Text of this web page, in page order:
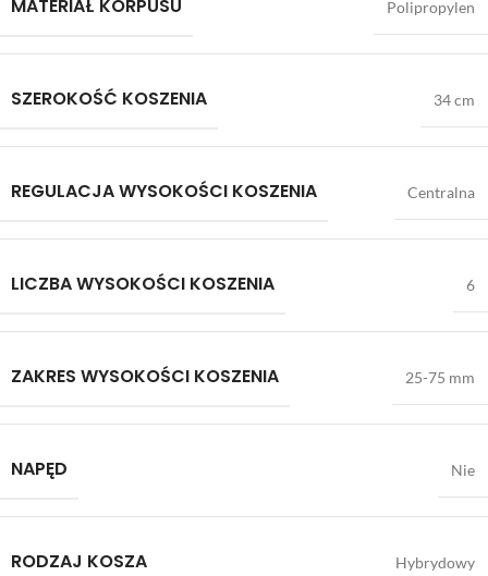
MATERIAŁ KORPUSU Polipropylen
SZEROKOŚĆ KOSZENIA 34 cm
REGULACJA WYSOKOŚCI KOSZENIA Centralna
LICZBA WYSOKOŚCI KOSZENIA 6
ZAKRES WYSOKOŚCI KOSZENIA 25-75 mm
NAPĘD Nie
RODZAJ KOSZA Hybrydowy